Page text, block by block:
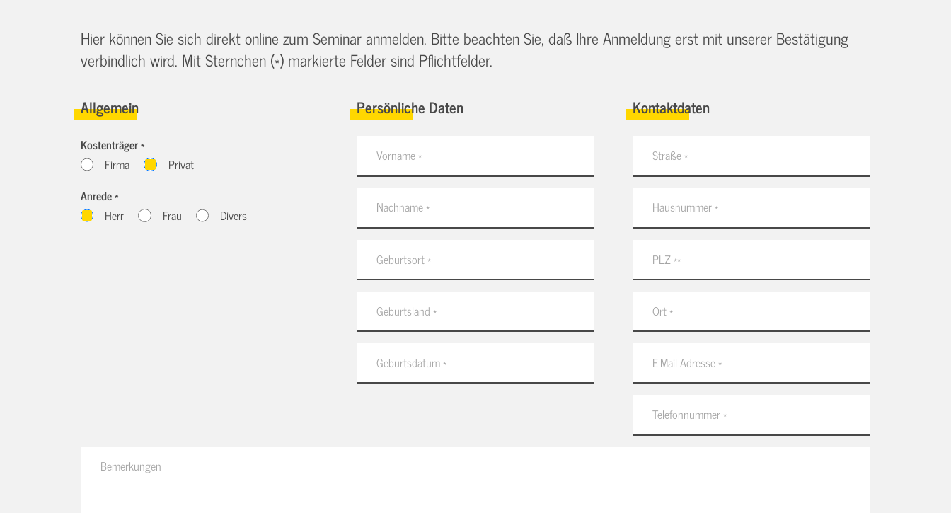
Hier können Sie sich direkt online zum Seminar anmelden. Bitte beachten Sie, daß Ihre Anmeldung erst mit unserer Bestätigung
verbindlich wird. Mit Sternchen (*) markierte Felder sind Pflichtfelder.
Allgemein
Kostenträger *
Firma
Privat
Anrede *
Herr
Frau Divers
Persönliche Daten Kontaktdaten